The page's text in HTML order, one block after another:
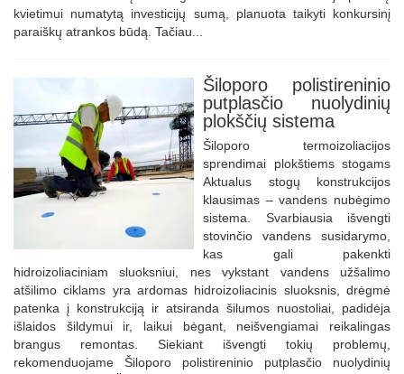
kvietimui numatytą investicijų sumą, planuota taikyti konkursinį
paraiškų atrankos būdą. Tačiau...
Šiloporo polistireninio
putplasčio nuolydinių
plokščių sistema
Šiloporo termoizoliacijos
sprendimai plokštiems stogams
Aktualus stogų konstrukcijos
klausimas – vandens nubėgimo
sistema. Svarbiausia išvengti
stovinčio vandens susidarymo,
kas gali pakenkti
hidroizoliaciniam sluoksniui, nes vykstant vandens užšalimo
atšilimo ciklams yra ardomas hidroizoliacinis sluoksnis, drėgmė
patenka į konstrukciją ir atsiranda šilumos nuostoliai, padidėja
išlaidos šildymui ir, laikui bėgant, neišvengiamai reikalingas
brangus remontas. Siekiant išvengti tokių problemų,
rekomenduojame Šiloporo polistireninio putplasčio nuolydinių